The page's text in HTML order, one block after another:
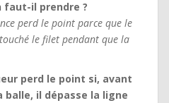
faut-il prendre ?
perd le point parce que le
le filet pendant que la
perd le point si, avant
balle, il dépasse la ligne